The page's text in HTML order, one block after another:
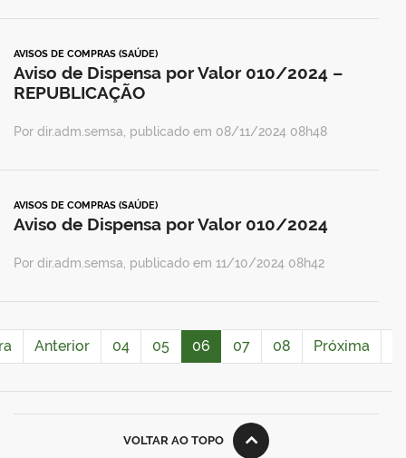
AVISOS DE COMPRAS (SAÚDE)
Aviso de Dispensa por Valor 010/2024 –
REPUBLICAÇÃO
Por dir.adm.semsa, publicado em 08/11/2024 08h48
AVISOS DE COMPRAS (SAÚDE)
Aviso de Dispensa por Valor 010/2024
Por dir.adm.semsa, publicado em 11/10/2024 08h42
Anterior 04 05 06 07 08 Próxima
VOLTAR AO TOPO